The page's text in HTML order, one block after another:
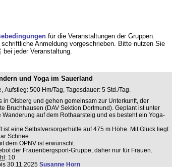
für die Veranstaltungen der Gruppen.
Anmeldung vorgeschrieben. Bitte nutzen Sie
bei jeder Veranstaltung.
und Yoga im Sauerland
Aufstieg: 500 Hm/Tag, Tagesdauer: 5 Std./Tag.
in Olsberg und gehen gemeinsam zur Unterkunft, der
Bruchhausen (DAV Sektion Dortmund). Geplant ist unter
Wanderung auf dem Rothaarsteig und es besteht ein Yoga-
ist eine Selbstversorgerhütte auf 475 m Höhe. Mit Glück liegt
Schnee.
dem ÖPNV ist erwünscht.
der Frauenbergsport-Gruppe, daher nur für Frauen.
: 10
30.11.2025 Susanne Horn